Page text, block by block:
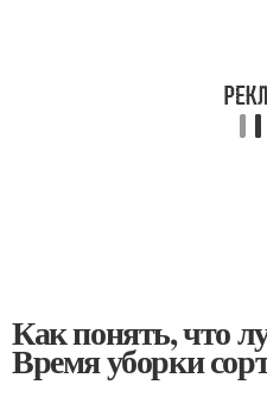
Как понять, что
Время уборки